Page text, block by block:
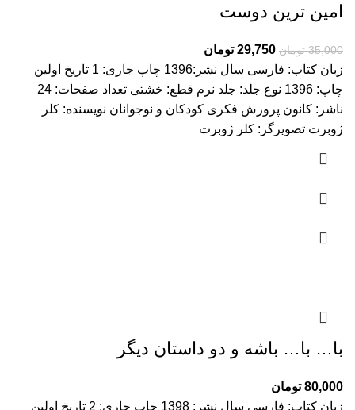
امین ترین دوست
35,000 تومان 29,750 تومان
زبان کتاب: فارسی سال نشر:1396 چاپ جاری: 1 تاریخ اولین
چاپ: 1396 نوع جلد: جلد نرم قطع: خشتی تعداد صفحات: 24
ناشر: کانون پرورش فکری کودکان و نوجوانان نویسنده: کلر
ژوبرت تصویرگر: کلر ژوبرت
با… با… باشه و دو داستان دیگر
80,000 تومان
زبان کتاب: فارسی سال نشر: 1398 چاپ جاری: 2 تاریخ اولین